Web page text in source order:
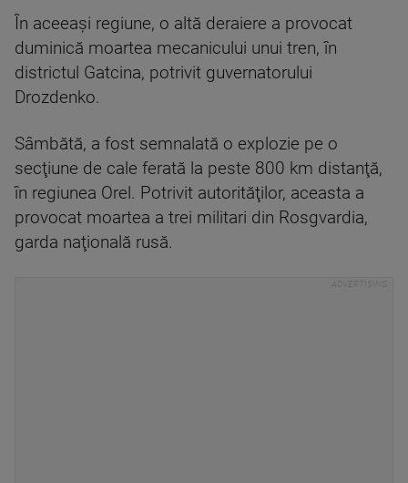
În aceeaşi regiune, o altă deraiere a provocat
duminică moartea mecanicului unui tren, în
districtul Gatcina, potrivit guvernatorului
Drozdenko.
Sâmbătă, a fost semnalată o explozie pe o
secţiune de cale ferată la peste 800 km distanţă,
în regiunea Orel. Potrivit autorităţilor, aceasta a
provocat moartea a trei militari din Rosgvardia,
garda naţională rusă.